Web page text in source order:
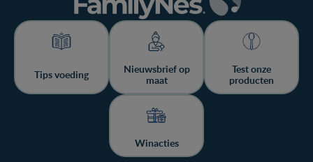
Tips voeding
Nieuwsbrief op
maat
Test onze
producten
Winacties